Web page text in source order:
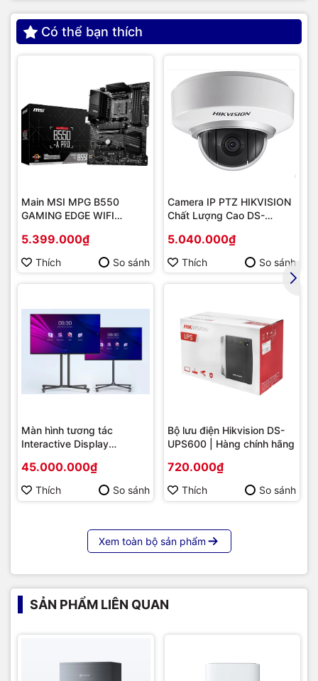
Có thể bạn thích
Main MSI MPG B550
GAMING EDGE WIFI
Socket AM4/ VGA
onboard)
5.399.000₫
Thích So sánh
Camera IP PTZ HIKVISION
Chất Lượng Cao DS-
5.040.000₫
Thích So sánh
Màn hình tương tác
Interactive Display
86 | Cấu hình cao cấp |
Hàng chính hãng
45.000.000₫
Thích So sánh
Bộ lưu điện Hikvision DS-
UPS600 | Hàng chính hãng
720.000₫
Thích So sánh
Xem toàn bộ sản phẩm
SẢN PHẨM LIÊN QUAN